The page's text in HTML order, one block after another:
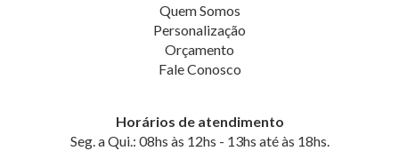
Quem Somos
Personalização
Orçamento
Fale Conosco
Horários de atendimento
Seg. a Qui.: 08hs às 12hs - 13hs até às 18hs.